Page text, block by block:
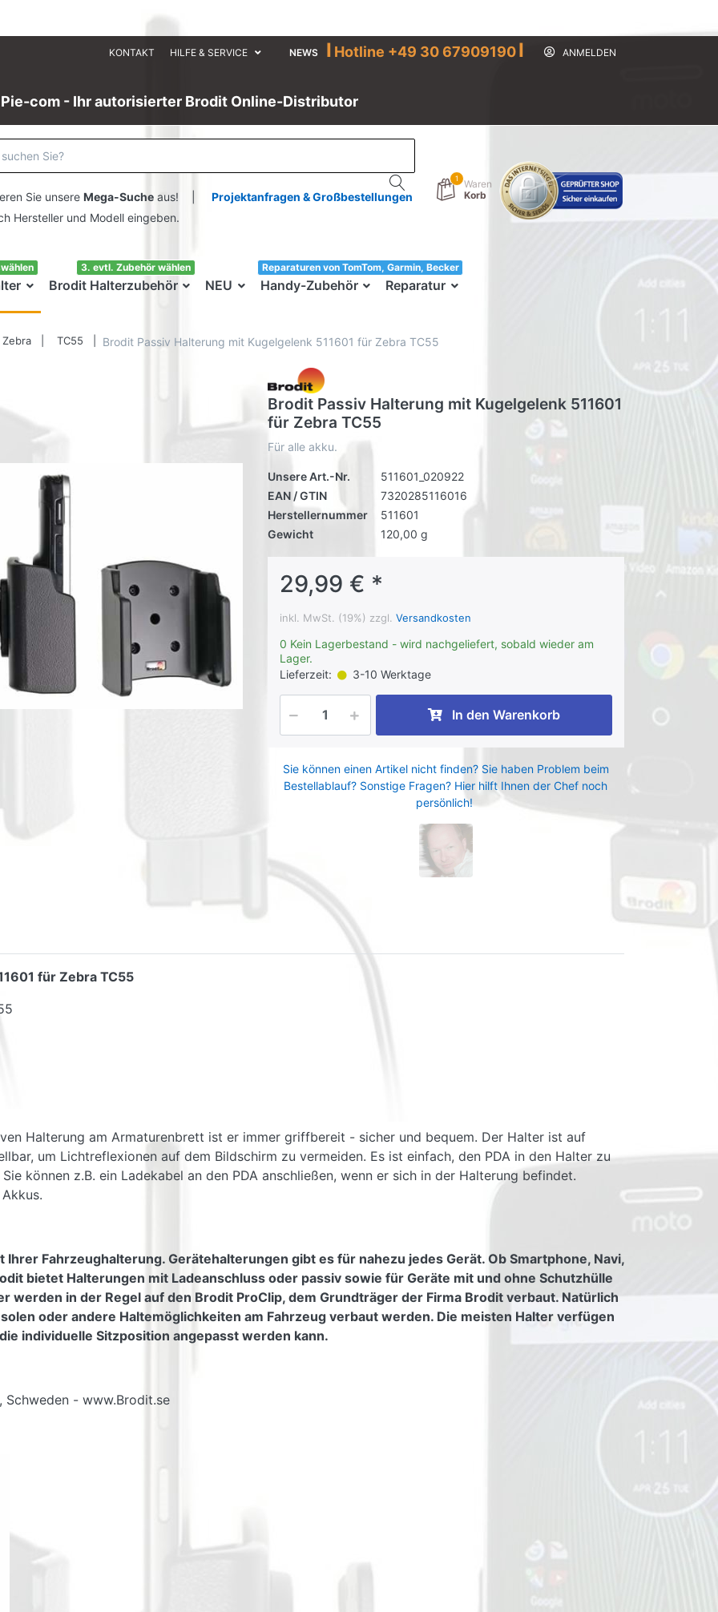
KONTAKT HILFE & SERVICE NEWS I Hotline +49 30 67909190I ANMELDEN
Pie-com - Ihr autorisierter Brodit Online-Distributor
Sie unsere Mega-Sucheaus! | Projektanfragen & Großbestellungen
und Modell eingeben.
1
Waren
Korb
Brodit Halterzubehör
3. evtl. Zubehör wählen
NEU Handy-Zubehör
33!
Reparatur
Reparaturen von TomTom, Garmin, Becker
Zebra TC55 Brodit Passiv Halterung mit Kugelgelenk 511601 für Zebra TC55
Brodit Passiv Halterung mit Kugelgelenk 511601
für Zebra TC55
Für alle akku.
Unsere Art.-Nr.
511601_020922
EAN / GTIN
7320285116016
Herstellernummer
511601
Gewicht
120,00 g
29,99 € *
inkl. MwSt. (19%) zzgl. Versandkosten
0 Kein Lagerbestand - wird nachgeliefert, sobald wieder am
Lager.
Lieferzeit:
3-10 Werktage
In den Warenkorb
Sie können einen Artikel nicht finden? Sie haben Problem beim
Bestellablauf? Sonstige Fragen? Hier hilft Ihnen der Chef noch
persönlich!
für Zebra TC55
Halterung am Armaturenbrett ist er immer griffbereit - sicher und bequem. Der Halter ist auf
um Lichtreflexionen auf dem Bildschirm zu vermeiden. Es ist einfach, den PDA in den Halter zu
können z.B. ein Ladekabel an den PDA anschließen, wenn er sich in der Halterung befindet.
Fahrzeughalterung. Gerätehalterungen gibt es für nahezu jedes Gerät. Ob Smartphone, Navi,
bietet Halterungen mit Ladeanschluss oder passiv sowie für Geräte mit und ohne Schutzhülle
werden in der Regel auf den Brodit ProClip, dem Grundträger der Firma Brodit verbaut. Natürlich
oder andere Haltemöglichkeiten am Fahrzeug verbaut werden. Die meisten Halter verfügen
individuelle Sitzposition angepasst werden kann.
Schweden - www.Brodit.se